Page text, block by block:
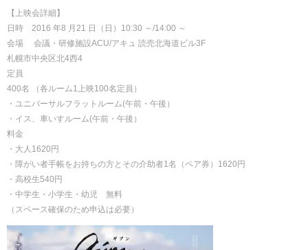
【上映会詳細】
日時 2016 年8 月21 日（日）10:30 ～/14:00 ～
会場 会議・研修施設ACU/アキュ 読売北海道ビル3F
札幌市中央区北4西4
定員
400名 （各ルーム1上映100名定員）
・ユニバーサルフラットルーム(午前・午後）
・イス、車いすルーム(午前・午後）
料金
・大人1620円
・障がい者手帳をお持ちの方とその介助者1名（ペア券）1620円
・高校生540円
・中学生・小学生・幼児 無料
（スペース確保のため申込は必要）